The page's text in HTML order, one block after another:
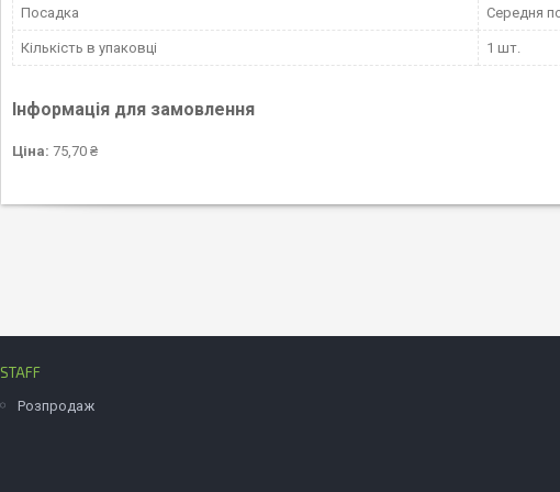
Посадка Середня
Кількість в упаковці 1 шт.
Інформація для замовлення
Ціна: 75,70 ₴
STAFF
Розпродаж